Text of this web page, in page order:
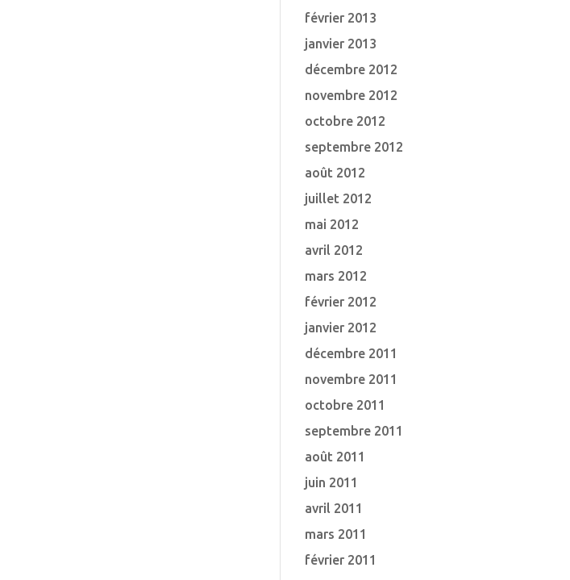
février 2013
janvier 2013
décembre 2012
novembre 2012
octobre 2012
septembre 2012
août 2012
juillet 2012
mai 2012
avril 2012
mars 2012
février 2012
janvier 2012
décembre 2011
novembre 2011
octobre 2011
septembre 2011
août 2011
juin 2011
avril 2011
mars 2011
février 2011